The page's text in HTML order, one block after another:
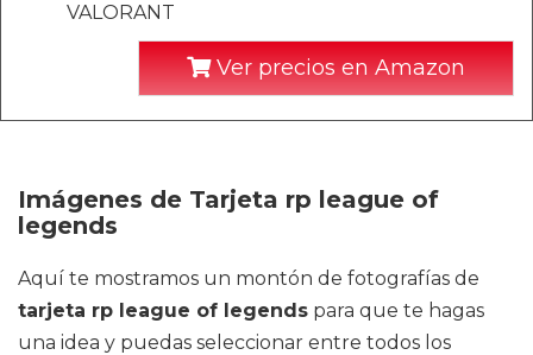
VALORANT
Ver precios en Amazon
Imágenes de Tarjeta rp league of
legends
Aquí te mostramos un montón de fotografías de
tarjeta rp league of legends para que te hagas
una idea y puedas seleccionar entre todos los